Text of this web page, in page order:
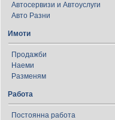
Автосервизи и Автоуслуги
Авто Разни
Имоти
Продажби
Наеми
Разменям
Работа
Постоянна работа